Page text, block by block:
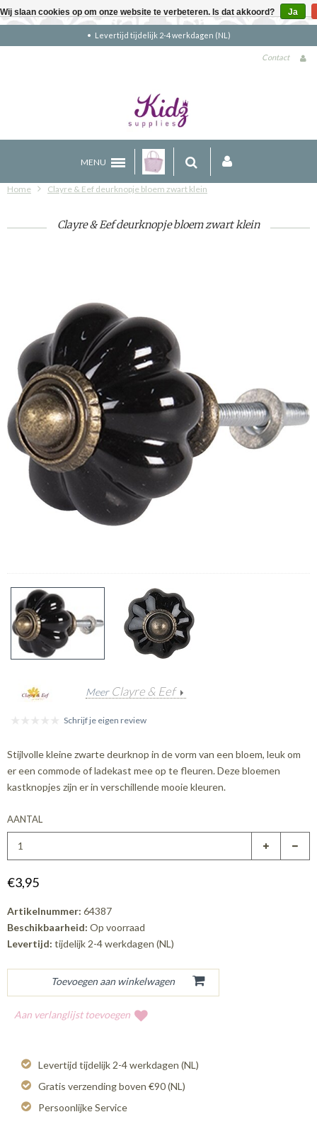
Gratis verzending boven €90 (NL)
Contact
MENU
Home Clayre & Eef deurknopje bloem zwart klein
Clayre & Eef deurknopje bloem zwart klein
Meer Clayre & Eef
Schrijf je eigen review
Stijlvolle kleine zwarte deurknop in de vorm van een bloem, leuk om
er een commode of ladekast mee op te fleuren. Deze bloemen
kastknopjes zijn er in verschillende mooie kleuren.
AANTAL
€3,95
Artikelnummer: 64387
Beschikbaarheid: Op voorraad
Levertijd: tijdelijk 2-4 werkdagen (NL)
Aan verlanglijst toevoegen
Levertijd tijdelijk 2-4 werkdagen (NL)
Gratis verzending boven €90 (NL)
Persoonlijke Service
Wij slaan cookies op om onze website te verbeteren. Is dat akkoord? Ja